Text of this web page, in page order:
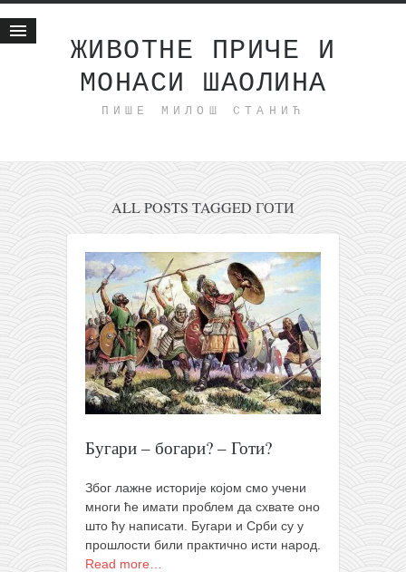
ЖИВОТНЕ ПРИЧЕ И
МОНАСИ ШАОЛИНА
ПИШЕ МИЛОШ СТАНИЋ
Животне приче
интернет пословање
исхраном до здравља
мој хаику
моменти и места
бонус садржај
светлопис
законоправило
духовни отац
православље
забрањена историја
породичне приче
прота Воја
уместо твитера
ALL POSTS TAGGED ГОТИ
Бугари – богари? – Готи?
Због лажне историје којом смо учени
многи ће имати проблем да схвате оно
што ћу написати. Бугари и Срби су у
прошлости били практично исти народ.
Read more…